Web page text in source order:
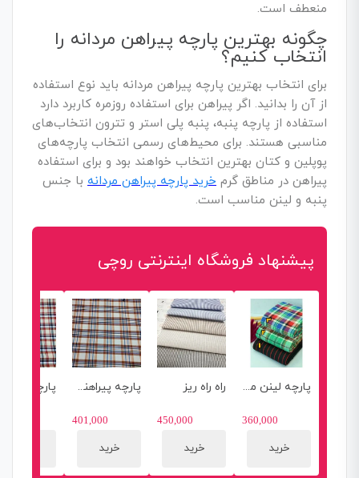
منعطف است.
چگونه بهترین پارچه پیراهن مردانه را
انتخاب کنیم؟
برای انتخاب بهترین پارچه پیراهن مردانه باید نوع استفاده
از آن را بدانید. اگر پیراهن برای استفاده روزمره کاربرد دارد
استفاده از پارچه پنبه، پنبه پلی استر و تترون انتخاب‌های
مناسبی هستند. برای محیط‌های رسمی انتخاب پارچه‌های
پوپلین و کتان بهترین انتخاب خواهند بود و برای استفاده
پیراهن در مناطق گرم خرید پارچه پیراهن مردانه با جنس
پنبه و لینن مناسب است.
پیشنهاد فروشگاه اینترنتی روچی
پارچه لینن مخملی چهارخانه
360,000
خرید
راه راه ریز
450,000
خرید
پارچه پیراهنی عرض 1.5 کد 03
401,000
خرید